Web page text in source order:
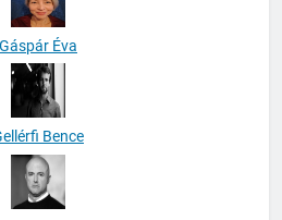
Gáspár Éva
Gellérfi Bence